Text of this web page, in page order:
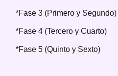
*Fase 3 (Primero y Segundo)
*Fase 4 (Tercero y Cuarto)
*Fase 5 (Quinto y Sexto)